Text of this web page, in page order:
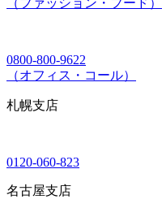
0800-800-9622
（オフィス・コール）
札幌支店
0120-060-823
名古屋支店